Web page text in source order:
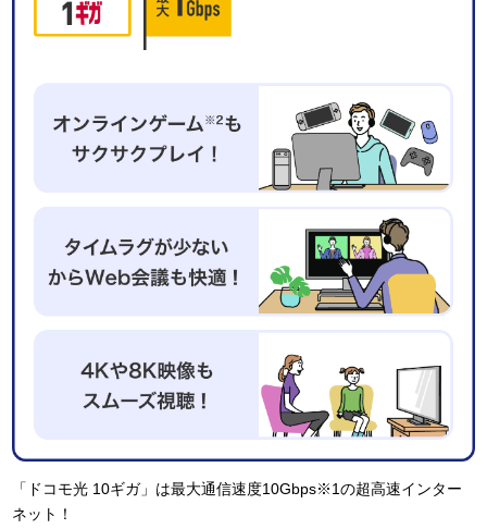
「ドコモ光 10ギガ」は最大通信速度10Gbps※1の超高速インター
ネット！